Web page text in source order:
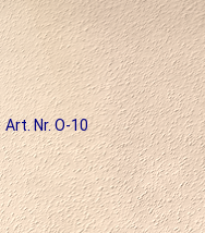
Art. Nr. O-10